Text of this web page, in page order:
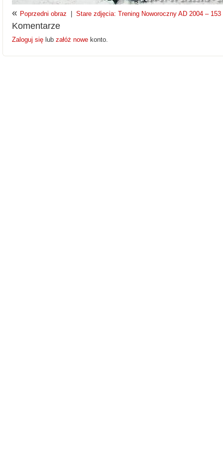
« Poprzedni obraz Stare zdjęcia: Trening Noworoczny AD 2004 –
Komentarze
Zaloguj się lub załóż nowe konto.